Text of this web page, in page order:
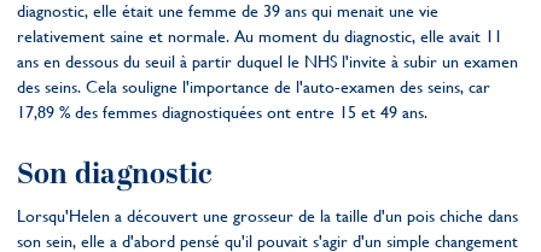
diagnostic, elle était une femme de 39 ans qui menait une vie
relativement saine et normale. Au moment du diagnostic, elle avait 11
ans en dessous du seuil à partir duquel le NHS l'invite à subir un examen
des seins. Cela souligne l'importance de l'auto-examen des seins, car
17,89 % des femmes diagnostiquées ont entre 15 et 49 ans.
Son diagnostic
Lorsqu'Helen a découvert une grosseur de la taille d'un pois chiche dans
son sein, elle a d'abord pensé qu'il pouvait s'agir d'un simple changement